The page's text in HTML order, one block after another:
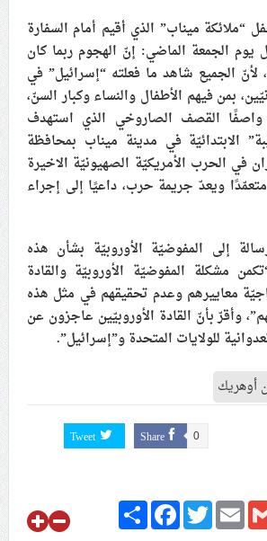
طلب الترخيص والإجازة من السلطة في
الحسينيّة هو في حقيقته محاربة لقضيّة
«ع»
والتشييع ومواراة الجثمان للإمام الشهيد
الخامنئي تنشر تفاصيل التشييع في
ميناب” الذي أقيم أمام السفارة
يوم الجمعة الماضي: إنّ الهجوم ربما كان
الجميع شاهد ما فعلته “إسرائيل” في
بمن فيهم الأطفال والنساء وكبار السنّ،
واصفًا القصف الصاروخي الذي استهدف
الابتدائيّة في مدينة ميناب بمحافظة
في الحرب الأمريكيّة الصهيونيّة الاخيرة
ويعدّ جريمة حرب، داعيًا إلى إجراء
إلى المفوضيّة الأوروبيّة بشأن هذه
مشكلة المفوضيّة الأوروبيّة والقادة
معاييرهم وعدم تحقيقهم في مثل هذه
وأقرّ بأنّ القادة الأوروبيّين عاجزون عن
للولايات المتحدة و”إسرائيل”.
أوهريك
Share 0
Tweet
ShareFacebookTwitterEmail